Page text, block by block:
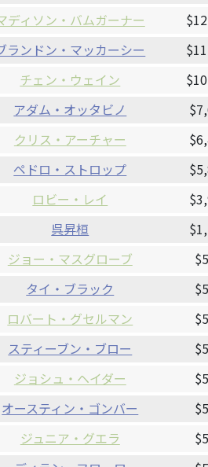
ディソン・バムガーナー
ランドン・マッカーシー
チェン・ウェイン
アダム・オッタビノ
クリス・アーチャー
ペドロ・ストロップ
ロビー・レイ
呉昇桓
ジョー・マスグローブ
タイ・ブラック
ロバート・グセルマン
スティーブン・ブロー
ジョシュ・ヘイダー
オースティン・ゴンバー
ジュニア・グエラ